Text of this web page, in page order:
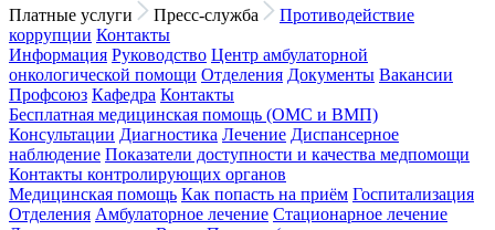
Платные услуги
Пресс-служба
Противодействие
коррупции Контакты
Информация Руководство Центр амбулаторной
онкологической помощи Отделения Документы Вакансии
Профсоюз Кафедра Контакты
Бесплатная медицинская помощь (ОМС и ВМП)
Консультации Диагностика Лечение Диспансерное
наблюдение Показатели доступности и качества медпомощи
Контакты контролирующих органов
Медицинская помощь Как попасть на приём Госпитализация
Отделения Амбулаторное лечение Стационарное лечение